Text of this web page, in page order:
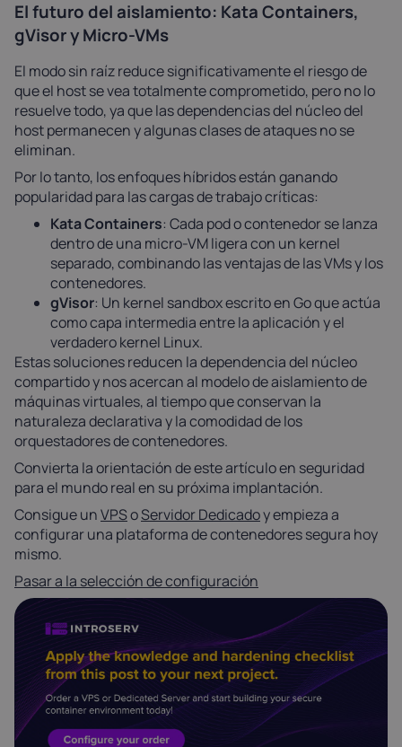
El futuro del aislamiento: Kata Containers,
gVisor y Micro-VMs
El modo sin raíz reduce significativamente el riesgo de
que el host se vea totalmente comprometido, pero no lo
resuelve todo, ya que las dependencias del núcleo del
host permanecen y algunas clases de ataques no se
eliminan.
Por lo tanto, los enfoques híbridos están ganando
popularidad para las cargas de trabajo críticas:
Kata Containers: Cada pod o contenedor se lanza
dentro de una micro-VM ligera con un kernel
separado, combinando las ventajas de las VMs y los
contenedores.
gVisor: Un kernel sandbox escrito en Go que actúa
como capa intermedia entre la aplicación y el
verdadero kernel Linux.
Estas soluciones reducen la dependencia del núcleo
compartido y nos acercan al modelo de aislamiento de
máquinas virtuales, al tiempo que conservan la
naturaleza declarativa y la comodidad de los
orquestadores de contenedores.
Convierta la orientación de este artículo en seguridad
para el mundo real en su próxima implantación.
Consigue unVPSoServidor Dedicadoy empieza a
configurar una plataforma de contenedores segura hoy
mismo.
Pasar a la selección de configuración